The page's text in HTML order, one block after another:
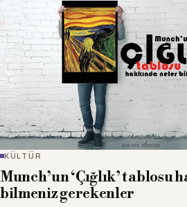
KÜLTÜR
Munch’un ‘Çığlık’ tablosu
bilmeniz gerekenler